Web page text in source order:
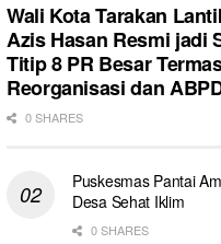
Wali Kota Tarakan
Azis Hasan Resmi jadi
Titip 8 PR Besar
Reorganisasi dan
0 SHARES
Puskesmas Pantai
Desa Sehat Iklim
0 SHARES